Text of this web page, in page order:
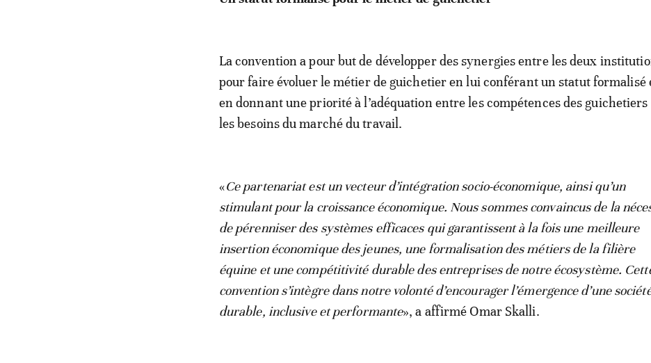
La convention a pour but de développer des synergies entre les deux
pour faire évoluer le métier de guichetier en lui conférant un statut formalisé
en donnant une priorité à l’adéquation entre les compétences des guichetiers
les besoins du marché du travail.
«Ce partenariat est un vecteur d’intégration socio-économique, ainsi qu’un
stimulant pour la croissance économique. Nous sommes convaincus de la
de pérenniser des systèmes efficaces qui garantissent à la fois une meilleure
insertion économique des jeunes, une formalisation des métiers de la filière
équine et une compétitivité durable des entreprises de notre écosystème.
convention s’intègre dans notre volonté d’encourager l’émergence d’une
durable, inclusive et performante», a affirmé Omar Skalli.